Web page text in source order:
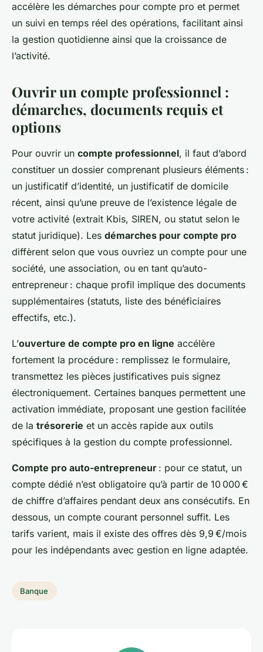
accélère les démarches pour compte pro et permet
un suivi en temps réel des opérations, facilitant ainsi
la gestion quotidienne ainsi que la croissance de
l’activité.
Ouvrir un compte professionnel :
démarches, documents requis et
options
Pour ouvrir un compte professionnel, il faut d’abord
constituer un dossier comprenant plusieurs éléments :
un justificatif d’identité, un justificatif de domicile
récent, ainsi qu’une preuve de l’existence légale de
votre activité (extrait Kbis, SIREN, ou statut selon le
statut juridique). Les démarches pour compte pro
diffèrent selon que vous ouvriez un compte pour une
société, une association, ou en tant qu’auto-
entrepreneur : chaque profil implique des documents
supplémentaires (statuts, liste des bénéficiaires
effectifs, etc.).
L’ouverture de compte pro en ligne accélère
fortement la procédure : remplissez le formulaire,
transmettez les pièces justificatives puis signez
électroniquement. Certaines banques permettent une
activation immédiate, proposant une gestion facilitée
de la trésorerie et un accès rapide aux outils
spécifiques à la gestion du compte professionnel.
Compte pro auto-entrepreneur : pour ce statut, un
compte dédié n’est obligatoire qu’à partir de 10 000 €
de chiffre d’affaires pendant deux ans consécutifs. En
dessous, un compte courant personnel suffit. Les
tarifs varient, mais il existe des offres dès 9,9 €/mois
pour les indépendants avec gestion en ligne adaptée.
Banque